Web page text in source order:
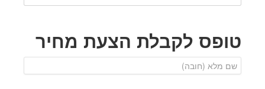
טופס לקבלת הצעת מחיר